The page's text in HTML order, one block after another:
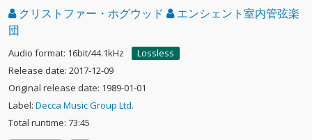
クリストファー・ホグウッド
エンシェント室内管弦楽
団
Audio format: 16bit/44.1kHz
Lossless
Release date: 2017-12-09
Original release date: 1989-01-01
Label: Decca Music Group Ltd.
Total runtime: 73:45